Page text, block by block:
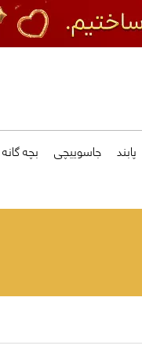
پابند جاسوییچی بچه گانه